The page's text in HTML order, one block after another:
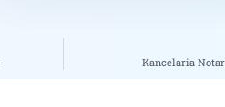
Kancelaria